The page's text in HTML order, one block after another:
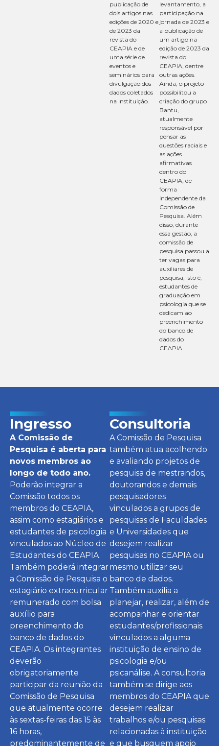
publicação de
dois artigos nas
edições de 2020 e
de 2023 da
revista do
CEAPIA e de
uma série de
eventos e
seminários para
divulgação dos
dados coletados
na Instituição.
levantamento, a
participação na
jornada de 2023 e
a publicação de
um artigo na
edição de 2023 da
revista do
CEAPIA, dentre
outras ações.
Ainda, o projeto
possibilitou a
criação do grupo
Bantu,
atualmente
responsável por
pensar as
questões raciais e
as ações
afirmativas
dentro do
CEAPIA, de
forma
independente da
Comissão de
Pesquisa. Além
disso, durante
essa gestão, a
comissão de
pesquisa passou a
ter vagas para
auxiliares de
pesquisa, isto é,
estudantes de
graduação em
psicologia que se
dedicam ao
preenchimento
do banco de
dados do
CEAPIA.
Ingresso
A Comissão de
Pesquisa é aberta para
novos membros ao
longo de todo ano.
Poderão integrar a
Comissão todos os
membros do CEAPIA,
assim como estagiários e
estudantes de psicologia
vinculados ao Núcleo de
Estudantes do CEAPIA.
Também poderá integrar
a Comissão de Pesquisa o
estagiário extracurricular
remunerado com bolsa
auxílio para
preenchimento do
banco de dados do
CEAPIA. Os integrantes
deverão
obrigatoriamente
participar da reunião da
Comissão de Pesquisa
que atualmente ocorre
às sextas-feiras das 15 às
16 horas,
predominantemente de
Consultoria
A Comissão de Pesquisa
também atua acolhendo
e avaliando projetos de
pesquisa de mestrandos,
doutorandos e demais
pesquisadores
vinculados a grupos de
pesquisas de Faculdades
e Universidades que
desejem realizar
pesquisas no CEAPIA ou
mesmo utilizar seu
banco de dados.
Também auxilia a
planejar, realizar, além de
acompanhar e orientar
estudantes/profissionais
vinculados a alguma
instituição de ensino de
psicologia e/ou
psicanálise. A consultoria
também se dirige aos
membros do CEAPIA que
desejem realizar
trabalhos e/ou pesquisas
relacionadas à instituição
e que busquem apoio